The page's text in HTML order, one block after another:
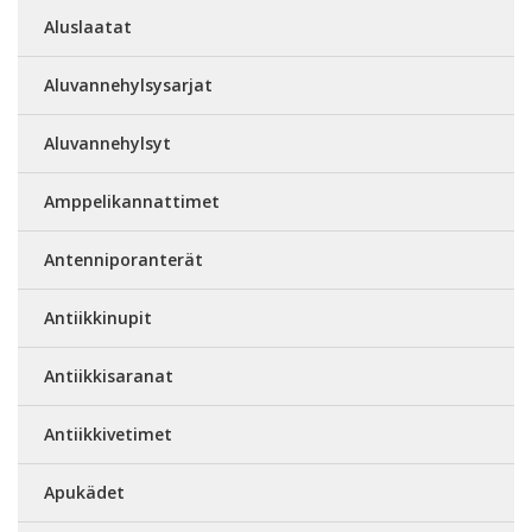
Aluslaatat
Aluvannehylsysarjat
Aluvannehylsyt
Amppelikannattimet
Antenniporanterät
Antiikkinupit
Antiikkisaranat
Antiikkivetimet
Apukädet